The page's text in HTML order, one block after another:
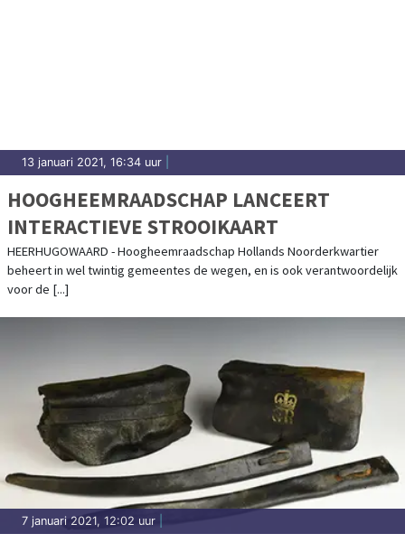
13 januari 2021, 16:34 uur
HOOGHEEMRAADSCHAP LANCEERT
INTERACTIEVE STROOIKAART
HEERHUGOWAARD - Hoogheemraadschap Hollands Noorderkwartier
beheert in wel twintig gemeentes de wegen, en is ook verantwoordelijk
voor de [...]
7 januari 2021, 12:02 uur